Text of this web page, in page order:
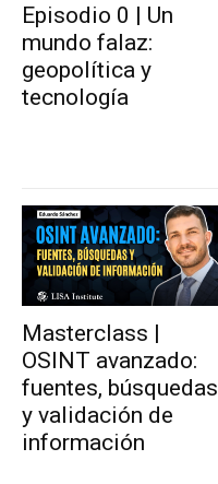
Episodio 0 | Un
mundo falaz:
geopolítica y
tecnología
Masterclass |
OSINT avanzado:
fuentes, búsquedas
y validación de
información